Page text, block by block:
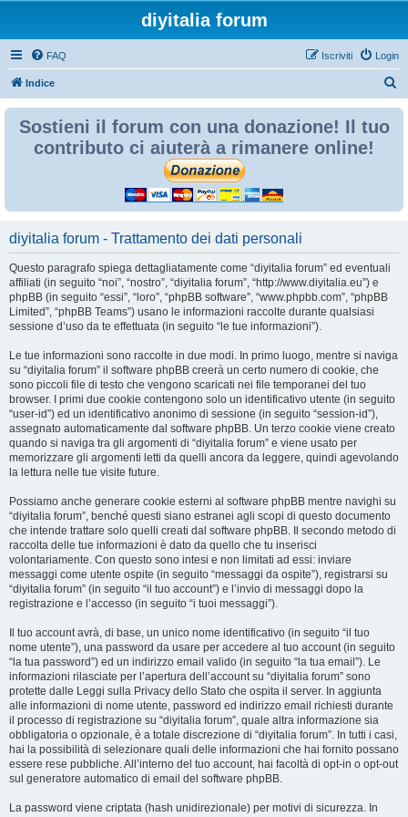
diyitalia forum
FAQ Login
Iscriviti
Indice
Sostieni il forum con una donazione! Il tuo
contributo ci aiuterà a rimanere online!
diyitalia forum - Trattamento dei dati personali
Questo paragrafo spiega dettagliatamente come “diyitalia forum” ed eventuali
affiliati (in seguito “noi”, “nostro”, “diyitalia forum”, “http://www.diyitalia.eu”) e
phpBB (in seguito “essi”, “loro”, “phpBB software”, “www.phpbb.com”, “phpBB
Limited”, “phpBB Teams”) usano le informazioni raccolte durante qualsiasi
sessione d’uso da te effettuata (in seguito “le tue informazioni”).
Le tue informazioni sono raccolte in due modi. In primo luogo, mentre si naviga
su “diyitalia forum” il software phpBB creerà un certo numero di cookie, che
sono piccoli file di testo che vengono scaricati nei file temporanei del tuo
browser. I primi due cookie contengono solo un identificativo utente (in seguito
“user-id”) ed un identificativo anonimo di sessione (in seguito “session-id”),
assegnato automaticamente dal software phpBB. Un terzo cookie viene creato
quando si naviga tra gli argomenti di “diyitalia forum” e viene usato per
memorizzare gli argomenti letti da quelli ancora da leggere, quindi agevolando
la lettura nelle tue visite future.
Possiamo anche generare cookie esterni al software phpBB mentre navighi su
“diyitalia forum”, benché questi siano estranei agli scopi di questo documento
che intende trattare solo quelli creati dal software phpBB. Il secondo metodo di
raccolta delle tue informazioni è dato da quello che tu inserisci
volontariamente. Con questo sono intesi e non limitati ad essi: inviare
messaggi come utente ospite (in seguito “messaggi da ospite”), registrarsi su
“diyitalia forum” (in seguito “il tuo account”) e l’invio di messaggi dopo la
registrazione e l’accesso (in seguito “i tuoi messaggi”).
Il tuo account avrà, di base, un unico nome identificativo (in seguito “il tuo
nome utente”), una password da usare per accedere al tuo account (in seguito
“la tua password”) ed un indirizzo email valido (in seguito “la tua email”). Le
informazioni rilasciate per l’apertura dell’account su “diyitalia forum” sono
protette dalle Leggi sulla Privacy dello Stato che ospita il server. In aggiunta
alle informazioni di nome utente, password ed indirizzo email richiesti durante
il processo di registrazione su “diyitalia forum”, quale altra informazione sia
obbligatoria o opzionale, è a totale discrezione di “diyitalia forum”. In tutti i casi,
hai la possibilità di selezionare quali delle informazioni che hai fornito possano
essere rese pubbliche. All’interno del tuo account, hai facoltà di opt-in o opt-out
sul generatore automatico di email del software phpBB.
La password viene criptata (hash unidirezionale) per motivi di sicurezza. In